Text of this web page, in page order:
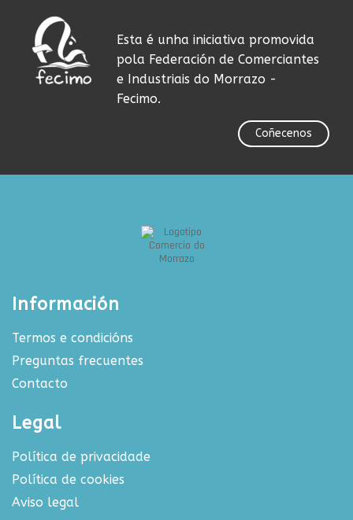
Esta é unha iniciativa promovida
pola Federación de Comerciantes
e Industriais do Morrazo -
Fecimo.
Coñecenos
Información
Termos e condicións
Preguntas frecuentes
Contacto
Legal
Política de privacidade
Política de cookies
Aviso legal